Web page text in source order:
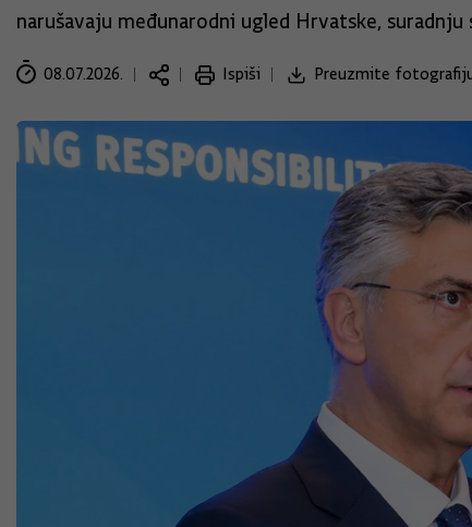
narušavaju međunarodni ugled Hrvatske,
08.07.2026. Ispiši Preuzmite